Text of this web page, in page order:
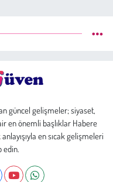
güncel gelişmeler; siyaset,
en önemli başlıklar Habere
en sıcak gelişmeleri
edin.